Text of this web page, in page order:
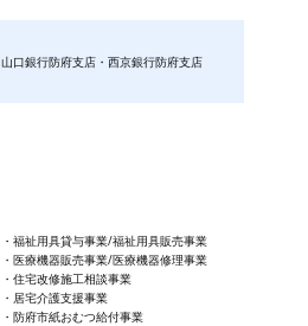
山口銀行防府支店・西京銀行防府支店
・福祉用具貸与事業/福祉用具販売事業
・医療機器販売事業/医療機器修理事業
・住宅改修施工相談事業
・居宅介護支援事業
・防府市紙おむつ給付事業